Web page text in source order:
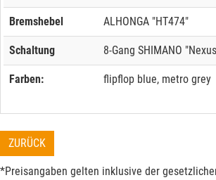
Bremshebel ALHONGA "HT474"
Schaltung 8-Gang SHIMANO
Farben: flipflop blue, metro grey
ZURÜCK
*Preisangaben gelten inklusive der